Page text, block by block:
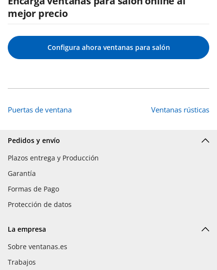
mejor precio
Configura ahora ventanas para salón
Puertas de ventana Ventanas rústicas
Pedidos y envío
Plazos entrega y Producción
Garantía
Formas de Pago
Protección de datos
La empresa
Sobre ventanas.es
Trabajos